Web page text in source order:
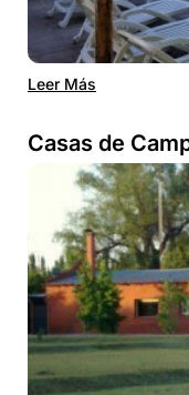
Leer Más
Casas de